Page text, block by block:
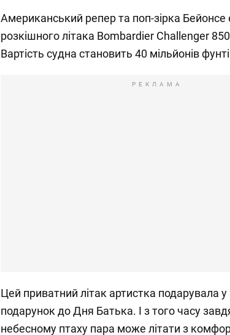
Американський репер та поп-зірка
розкішного літака Bombardier Challenger
Вартість судна становить 40 мільйонів
РЕКЛАМА
Цей приватний літак артистка подарувала у
подарунок до Дня Батька. І з того часу
небесному птаху пара може літати з